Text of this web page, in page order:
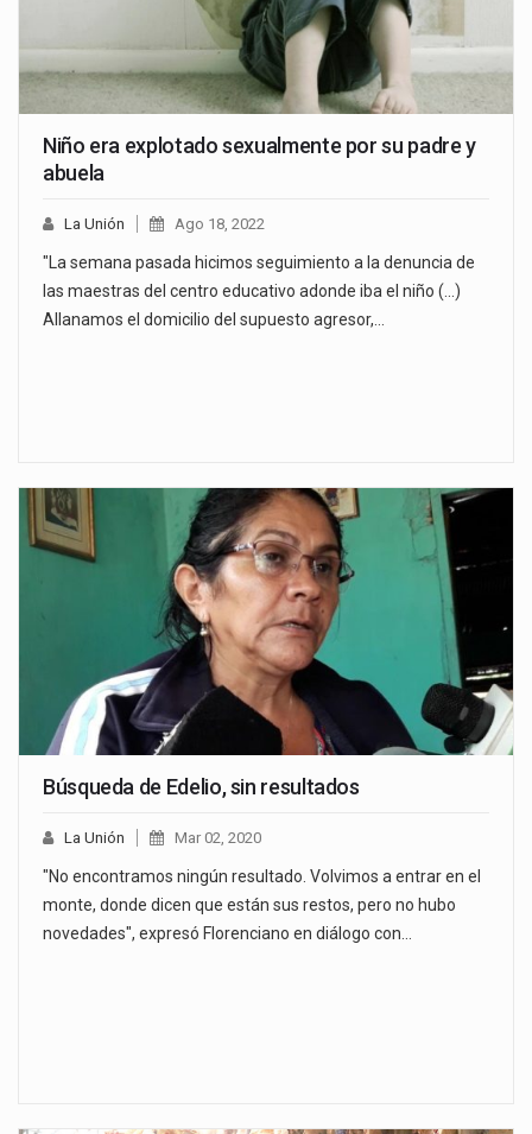
Niño era explotado sexualmente por su padre y
abuela
La Unión Ago 18, 2022
"La semana pasada hicimos seguimiento a la denuncia de
las maestras del centro educativo adonde iba el niño (...)
Allanamos el domicilio del supuesto agresor,…
Búsqueda de Edelio, sin resultados
La Unión Mar 02, 2020
"No encontramos ningún resultado. Volvimos a entrar en el
monte, donde dicen que están sus restos, pero no hubo
novedades", expresó Florenciano en diálogo con…